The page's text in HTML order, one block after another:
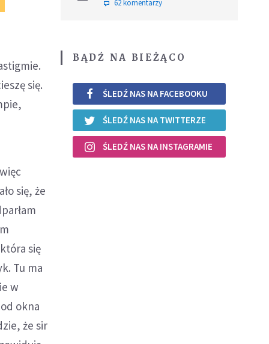
się.
się, że
się
Tu ma
w
okna
że sir
62 komentarzy
BĄDŹ NA BIEŻĄCO
ŚLEDŹ NAS NA FACEBOOKU
ŚLEDŹ NAS NA TWITTERZE
ŚLEDŹ NAS NA INSTAGRAMIE